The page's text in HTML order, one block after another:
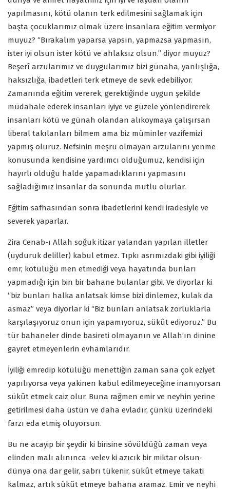
yapılmasını, kötü olanın terk edilmesini sağlamak için
başta çocuklarımız olmak üzere insanlara eğitim vermiyor
muyuz? “Bırakalım yaparsa yapsın, yapmazsa yapmasın,
ister iyi olsun ister kötü ve ahlaksız olsun.” diyor muyuz?
Beşerî arzularımız ve duygularımız bizi günaha, yanlışlığa,
haksızlığa, ibadetleri terk etmeye de sevk edebiliyor.
Zamanında eğitim vererek, gerektiğinde uygun şekilde
müdahale ederek insanları iyiye ve güzele yönlendirerek
insanları kötü ve günah olandan alıkoymaya çalışırsan
liberal takılanları bilmem ama biz müminler vazifemizi
yapmış oluruz. Nefsinin meşru olmayan arzularını yenme
konusunda kendisine yardımcı olduğumuz, kendisi için
hayırlı olduğu halde yapamadıklarını yapmasını
sağladığımız insanlar da sonunda mutlu olurlar.
Eğitim safhasından sonra ibadetlerini kendi iradesiyle ve
severek yaparlar.
Zira Cenab-ı Allah soğuk itizar yalandan yapılan illetler
(uyduruk deliller) kabul etmez. Tıpkı asrımızdaki gibi iyiliği
emr, kötülüğü men etmediği veya hayatında bunları
yapmadığı için bin bir bahane bulanlar gibi. Ve diyorlar ki
“biz bunları halka anlatsak kimse bizi dinlemez, kulak da
asmaz” veya diyorlar ki “Biz bunları anlatsak zorluklarla
karşılaşıyoruz onun için yapamıyoruz, sükût ediyoruz.” Bu
tür bahaneler dinde basireti olmayanın ve Allah’ın dinine
gayret etmeyenlerin evhamlarıdır.
İyiliği emredip kötülüğü menettiğin zaman sana çok eziyet
yapılıyorsa veya yakinen kabul edilmeyeceğine inanıyorsan
sükût etmek caiz olur. Buna rağmen emir ve neyhin yerine
getirilmesi daha üstün ve daha evladır, çünkü üzerindeki
farzı eda etmiş oluyorsun.
Bu ne acayip bir şeydir ki birisine sövüldüğü zaman veya
elinden malı alınınca -velev ki azıcık bir miktar olsun-
dünya ona dar gelir, sabrı tükenir, sükût etmeye takati
kalmaz, artık sükût etmeye bahana aramaz. Emir ve neyhi